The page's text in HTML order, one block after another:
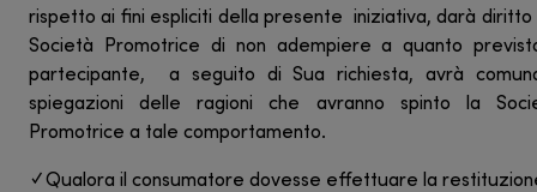
rispetto ai fini espliciti della presente iniziativa, darà diritto
Società Promotrice di non adempiere a quanto
partecipante, a seguito di Sua richiesta, avrà
spiegazioni delle ragioni che avranno spinto la
Promotrice a tale comportamento.
✓ Qualora il consumatore dovesse effettuare la